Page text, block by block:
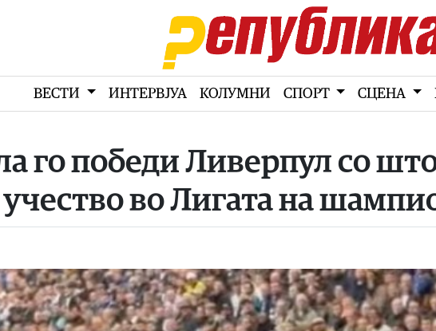
ВЕСТИ ИНТЕРВЈУА КОЛУМНИ СПОРТ СЦЕНА
го победи Ливерпул со
во Лигата на